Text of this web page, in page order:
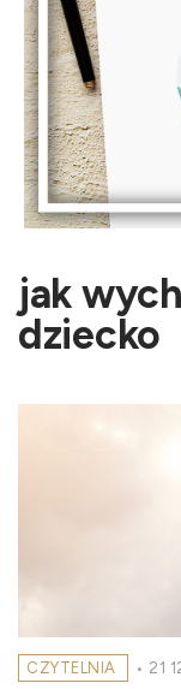
jak
dziecko
CZYTELNIA • 21